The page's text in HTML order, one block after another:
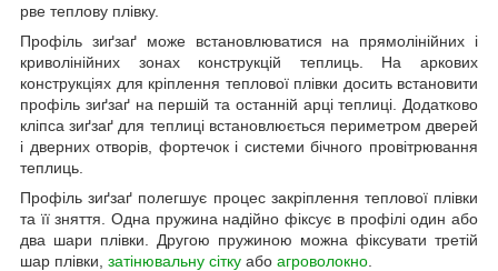
рве теплову плівку.
Профіль зиґзаґ може встановлюватися на прямолінійних і
криволінійних зонах конструкцій теплиць. На аркових
конструкціях для кріплення теплової плівки досить встановити
профіль зиґзаґ на першій та останній арці теплиці. Додатково
кліпса зиґзаґ для теплиці встановлюється периметром дверей
і дверних отворів, фортечок і системи бічного провітрювання
теплиць.
Профіль зиґзаґ полегшує процес закріплення теплової плівки
та її зняття. Одна пружина надійно фіксує в профілі один або
два шари плівки. Другою пружиною можна фіксувати третій
шар плівки, затінювальну сітку або агроволокно